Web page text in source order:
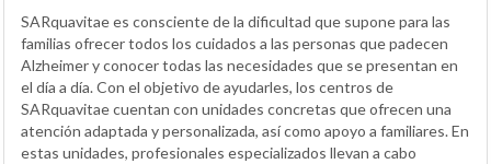
SARquavitae es consciente de la dificultad que supone para las
familias ofrecer todos los cuidados a las personas que padecen
Alzheimer y conocer todas las necesidades que se presentan en
el día a día. Con el objetivo de ayudarles, los centros de
SARquavitae cuentan con unidades concretas que ofrecen una
atención adaptada y personalizada, así como apoyo a familiares. En
estas unidades, profesionales especializados llevan a cabo